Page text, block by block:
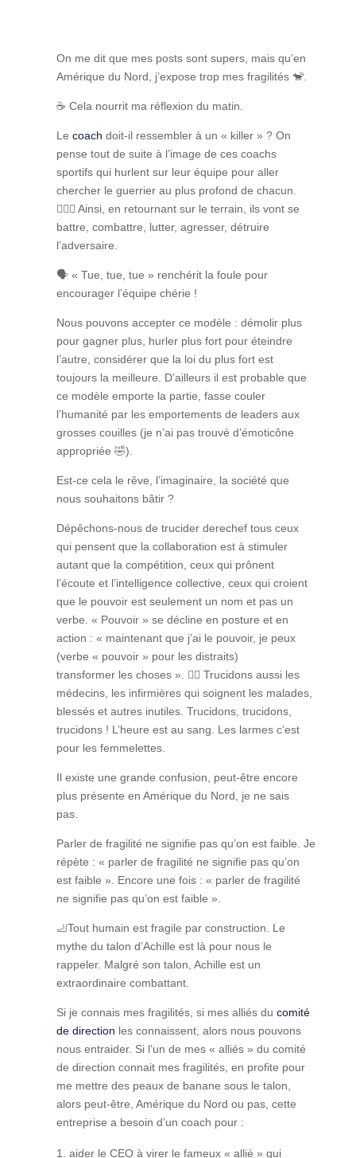
On me dit que mes posts sont supers, mais qu’en
Amérique du Nord, j’expose trop mes fragilités 🐒.
☕️ Cela nourrit ma réflexion du matin.
Le coach doit-il ressembler à un « killer » ? On
pense tout de suite à l’image de ces coachs
sportifs qui hurlent sur leur équipe pour aller
chercher le guerrier au plus profond de chacun.
⛹🏻‍♂️ Ainsi, en retournant sur le terrain, ils vont se
battre, combattre, lutter, agresser, détruire
l’adversaire.
🗣« Tue, tue, tue » renchérit la foule pour
encourager l’équipe chérie !
Nous pouvons accepter ce modèle : démolir plus
pour gagner plus, hurler plus fort pour éteindre
l’autre, considérer que la loi du plus fort est
toujours la meilleure. D’ailleurs il est probable que
ce modèle emporte la partie, fasse couler
l’humanité par les emportements de leaders aux
grosses couilles (je n’ai pas trouvé d’émoticône
appropriée 🤣).
Est-ce cela le rêve, l’imaginaire, la société que
nous souhaitons bâtir ?
Dépêchons-nous de trucider derechef tous ceux
qui pensent que la collaboration est à stimuler
autant que la compétition, ceux qui prônent
l’écoute et l’intelligence collective, ceux qui croient
que le pouvoir est seulement un nom et pas un
verbe. « Pouvoir » se décline en posture et en
action : « maintenant que j’ai le pouvoir, je peux
(verbe « pouvoir » pour les distraits)
transformer les choses ». 👩‍⚕️ Trucidons aussi les
médecins, les infirmières qui soignent les malades,
blessés et autres inutiles. Trucidons, trucidons,
trucidons ! L’heure est au sang. Les larmes c’est
pour les femmelettes.
Il existe une grande confusion, peut-être encore
plus présente en Amérique du Nord, je ne sais
pas.
Parler de fragilité ne signifie pas qu’on est faible. Je
répète : « parler de fragilité ne signifie pas qu’on
est faible ». Encore une fois : « parler de fragilité
ne signifie pas qu’on est faible ».
🦶Tout humain est fragile par construction. Le
mythe du talon d’Achille est là pour nous le
rappeler. Malgré son talon, Achille est un
extraordinaire combattant.
Si je connais mes fragilités, si mes alliés du comité
de direction les connaissent, alors nous pouvons
nous entraider. Si l’un de mes « alliés » du comité
de direction connait mes fragilités, en profite pour
me mettre des peaux de banane sous le talon,
alors peut-être, Amérique du Nord ou pas, cette
entreprise a besoin d’un coach pour :
aider le CEO à virer le fameux « allié » qui